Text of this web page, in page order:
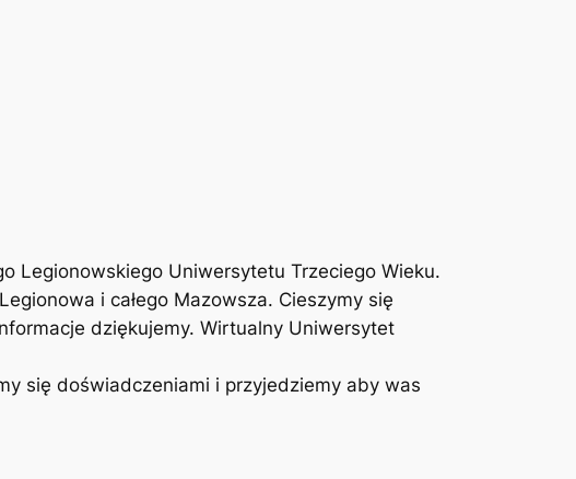
Legionowskiego Uniwersytetu Trzeciego Wieku.
i całego Mazowsza. Cieszymy się
dziękujemy. Wirtualny Uniwersytet
się doświadczeniami i przyjedziemy aby was